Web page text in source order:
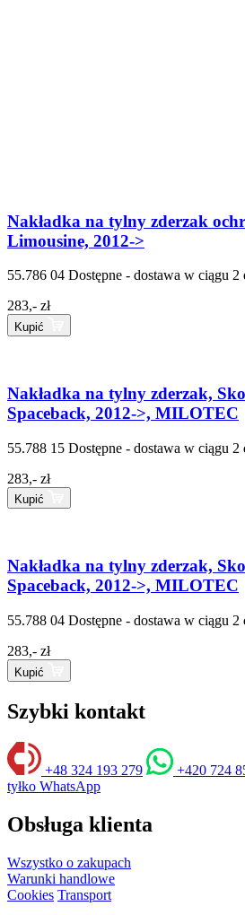
Nakładka na tylny zderzak
Limousine, 2012->
55.786 04 Dostępne - dostawa w ciągu 2
283,- zł
Kupić
Nakładka na tylny zderzak,
Spaceback, 2012->, MILOTEC
55.788 15 Dostępne - dostawa w ciągu 2
283,- zł
Kupić
Nakładka na tylny zderzak,
Spaceback, 2012->, MILOTEC
55.788 04 Dostępne - dostawa w ciągu 2
283,- zł
Kupić
Szybki kontakt
+48 324 193 279
+420 724
tyłko WhatsApp
Obsługa klienta
Wszystko o zakupach
Warunki handlowe
Cookies Transport